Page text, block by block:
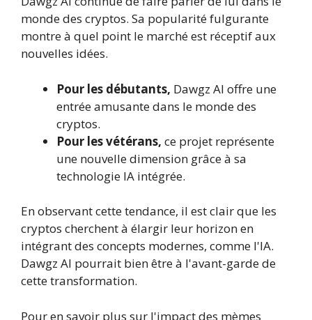
monde des cryptos. Sa popularité fulgurante
montre à quel point le marché est réceptif aux
nouvelles idées.
Pour les débutants, Dawgz AI offre une
entrée amusante dans le monde des
cryptos.
Pour les vétérans, ce projet représente
une nouvelle dimension grâce à sa
technologie IA intégrée.
En observant cette tendance, il est clair que les
cryptos cherchent à élargir leur horizon en
intégrant des concepts modernes, comme l'IA.
Dawgz AI pourrait bien être à l'avant-garde de
cette transformation.
Pour en savoir plus sur l'impact des mèmes